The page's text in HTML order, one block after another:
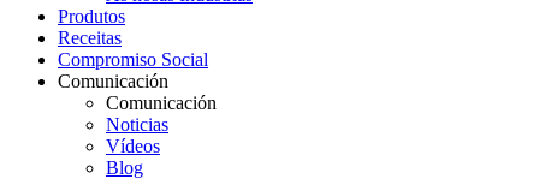
Produtos
Receitas
Compromiso Social
Comunicación
Comunicación
Noticias
Vídeos
Blog